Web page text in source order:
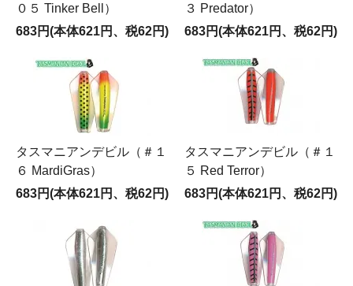
０５ Tinker Bell）
683円(本体621円、税62円)
３ Predator）
683円(本体621円、税62円)
タスマニアンデビル（＃１
６ MardiGras）
683円(本体621円、税62円)
タスマニアンデビル（＃１
５ Red Terror）
683円(本体621円、税62円)